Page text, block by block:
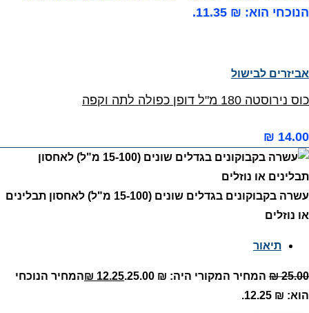
הנוכחי הוא: ₪ 11.35.
אביזרים לבישול
כוס נירוסטה 180 מ"ל דופן כפולה לתה וקפה
₪ 14.00
עשרה בקבוקונים בגדלים שונים (15-100 מ"ל) לאחסון תבלינים
או נוזלים
תיאור
₪25.00 המחיר המקורי היה: ₪ 25.00. ₪ 12.25
המחיר הנוכחי
הוא: ₪ 12.25.